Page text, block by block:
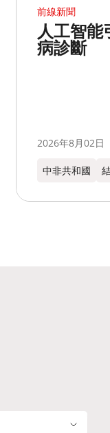
前線新聞
人工智能
病診斷
2026年8月02日
中非共和國